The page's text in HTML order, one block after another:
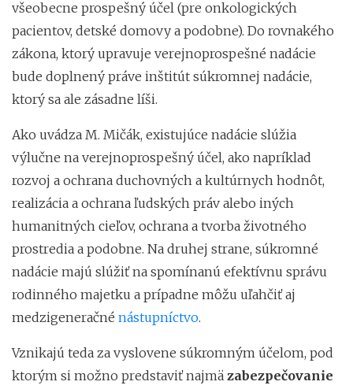
všeobecne prospešný účel (pre onkologických
pacientov, detské domovy a podobne). Do rovnakého
zákona, ktorý upravuje verejnoprospešné nadácie
bude doplnený práve inštitút súkromnej nadácie,
ktorý sa ale zásadne líši.
Ako uvádza M. Mičák, existujúce nadácie slúžia
výlučne na verejnoprospešný účel, ako napríklad
rozvoj a ochrana duchovných a kultúrnych hodnôt,
realizácia a ochrana ľudských práv alebo iných
humanitných cieľov, ochrana a tvorba životného
prostredia a podobne. Na druhej strane, súkromné
nadácie majú slúžiť na spomínanú efektívnu správu
rodinného majetku a prípadne môžu uľahčiť aj
medzigeneračné nástupníctvo.
Vznikajú teda za vyslovene súkromným účelom, pod
ktorým si možno predstaviť najmä zabezpečovanie